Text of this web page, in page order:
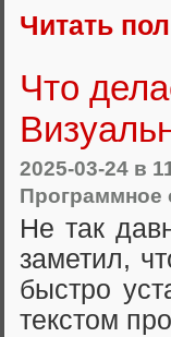
Читать
Что
2025-03-24 в
Программное
Не так
заметил,
быстро
текстом